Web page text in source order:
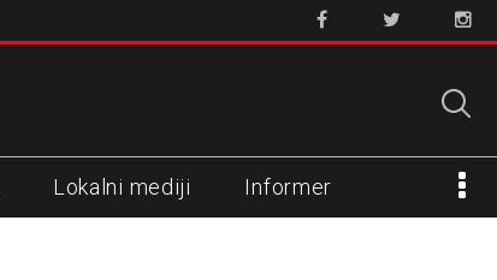
Lokalni mediji Informer